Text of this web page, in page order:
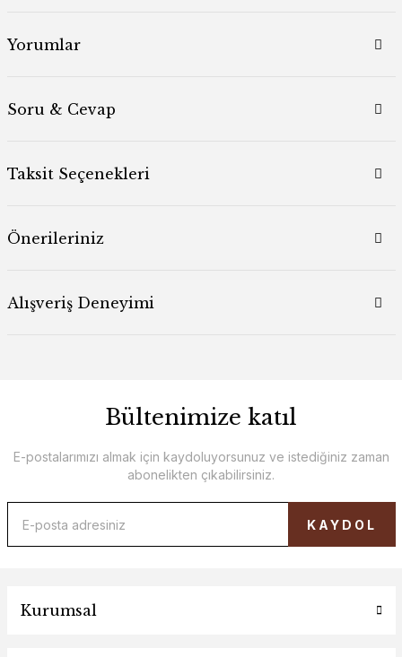
Yorumlar
Soru & Cevap
Taksit Seçenekleri
Önerileriniz
Alışveriş Deneyimi
Bültenimize katıl
E-postalarımızı almak için kaydoluyorsunuz ve istediğiniz zaman
abonelikten çıkabilirsiniz.
KAYDOL
Kurumsal